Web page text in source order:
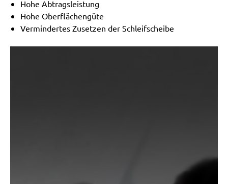
Hohe Abtragsleistung
Hohe Oberflächengüte
Vermindertes Zusetzen der Schleifscheibe